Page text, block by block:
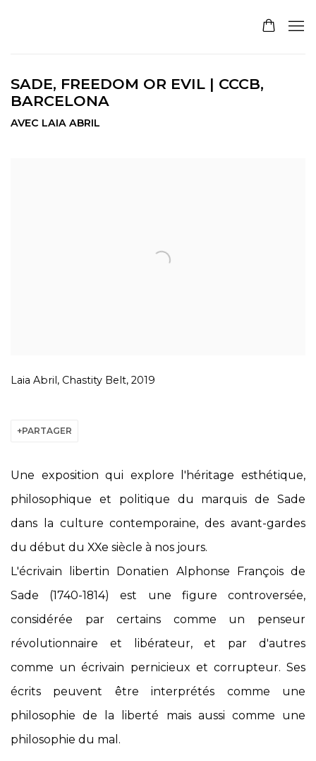
SADE, FREEDOM OR EVIL | CCCB,
BARCELONA
AVEC LAIA ABRIL
Laia Abril, Chastity Belt, 2019
PARTAGER
Une exposition qui explore l'héritage esthétique,
philosophique et politique du marquis de Sade
dans la culture contemporaine, des avant-gardes
du début du XXe siècle à nos jours.
L'écrivain libertin Donatien Alphonse François de
Sade (1740-1814) est une figure controversée,
considérée par certains comme un penseur
révolutionnaire et libérateur, et par d'autres
comme un écrivain pernicieux et corrupteur. Ses
écrits peuvent être interprétés comme une
philosophie de la liberté mais aussi comme une
philosophie du mal.